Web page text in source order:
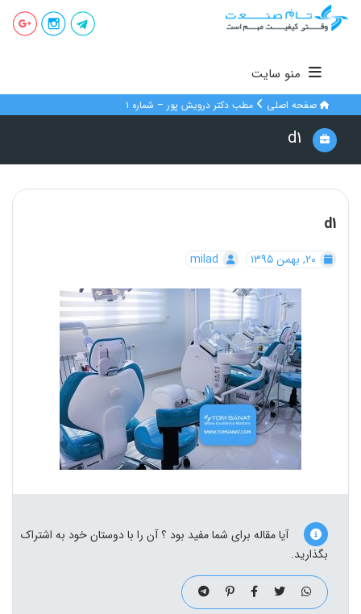
منو سایت
صفحه اصلی مطب دکتر درویش پور – شماره ۱
d1
d1
آیا مقاله برای شما مفید بود ؟ آن را با دوستان خود به اشتراک
بگذارید.